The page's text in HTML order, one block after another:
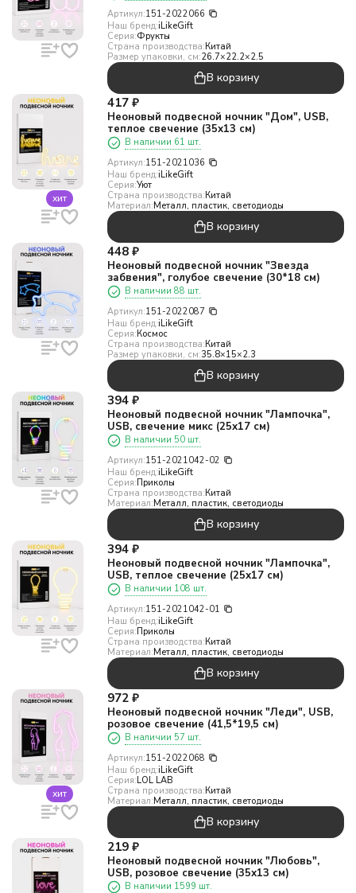
Артикул:151-2022066
Наш бренд:iLikeGift
Серия:Фрукты
Страна производства:Китай
Размер упаковки, см:26.7×22.2×2.5
В корзину
хит
417 ₽
Неоновый подвесной ночник "Дом", USB,
теплое свечение (35х13 см)
В наличии 61 шт.
Артикул:151-2021036
Наш бренд:iLikeGift
Серия:Уют
Страна производства:Китай
Материал:Металл, пластик, светодиоды
В корзину
448 ₽
Неоновый подвесной ночник "Звезда
забвения", голубое свечение (30*18 см)
В наличии 88 шт.
Артикул:151-2022087
Наш бренд:iLikeGift
Серия:Космос
Страна производства:Китай
Размер упаковки, см:35.8×15×2.3
В корзину
394 ₽
Неоновый подвесной ночник "Лампочка",
USB, свечение микс (25х17 см)
В наличии 50 шт.
Артикул:151-2021042-02
Наш бренд:iLikeGift
Серия:Приколы
Страна производства:Китай
Материал:Металл, пластик, светодиоды
В корзину
394 ₽
Неоновый подвесной ночник "Лампочка",
USB, теплое свечение (25х17 см)
В наличии 108 шт.
Артикул:151-2021042-01
Наш бренд:iLikeGift
Серия:Приколы
Страна производства:Китай
Материал:Металл, пластик, светодиоды
В корзину
хит
972 ₽
Неоновый подвесной ночник "Леди", USB,
розовое свечение (41,5*19,5 см)
В наличии 57 шт.
Артикул:151-2022068
Наш бренд:iLikeGift
Серия:LOL LAB
Страна производства:Китай
Материал:Металл, пластик, светодиоды
В корзину
219 ₽
Неоновый подвесной ночник "Любовь",
USB, розовое свечение (35х13 см)
В наличии 1599 шт.